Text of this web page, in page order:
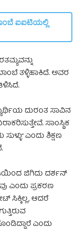
ಐಐಟಿಯಲ್ಲಿ
ತಳ್ಳಿಹಾಕಿದೆ. ಅವರ
ದುರಂತ ಸಾವಿನ
ಸಾಂಸ್ಥಿಕ
ಎಂದು ಶಿಕ್ಷಣ
ಜಿಗಿದು ದರ್ಶನ್
ಎಂದು ಪ್ರಕರಣ
ಸಿಕ್ಕಿಲ್ಲ, ಆದರೆ
ಎಂದು